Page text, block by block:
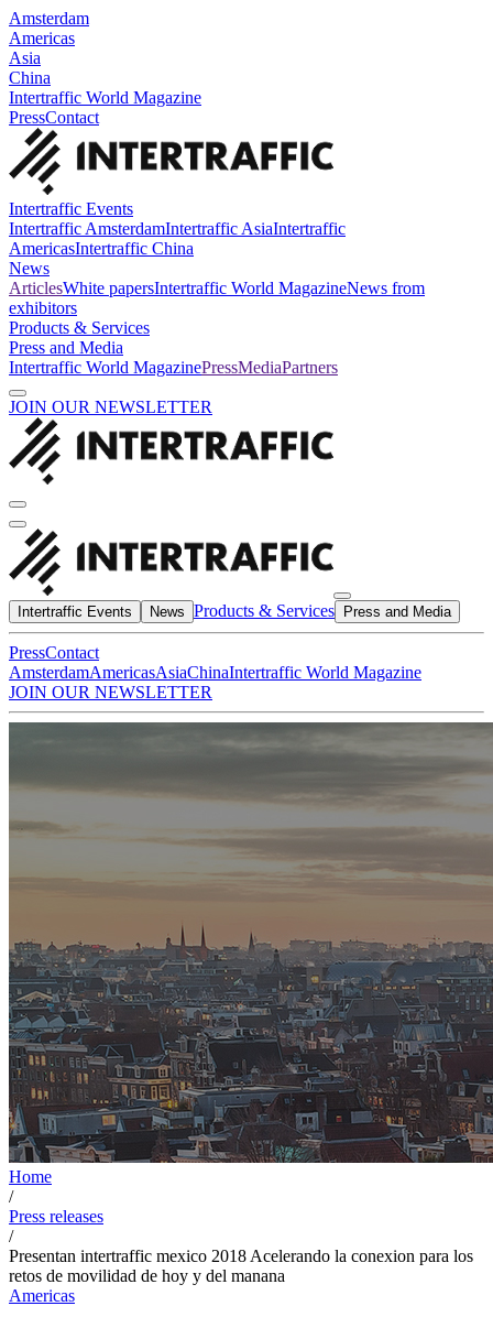
Amsterdam
Americas
Asia
China
Intertraffic World Magazine
PressContact
Intertraffic Events
Intertraffic AmsterdamIntertraffic AsiaIntertraffic
AmericasIntertraffic China
News
ArticlesWhite papersIntertraffic World MagazineNews from
exhibitors
Products & Services
Press and Media
Intertraffic World MagazinePressMediaPartners
JOIN OUR NEWSLETTER
Intertraffic Events News Products & Services Press and Media
PressContact
AmsterdamAmericasAsiaChinaIntertraffic World Magazine
JOIN OUR NEWSLETTER
Home
/
Press releases
/
Presentan intertraffic mexico 2018 Acelerando la conexion para los
retos de movilidad de hoy y del manana
Americas